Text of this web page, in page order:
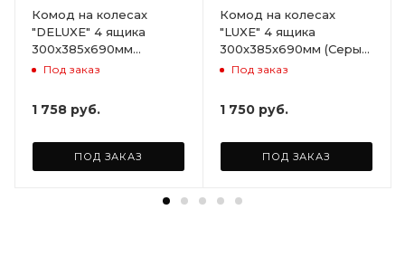
Комод на колесах
"DELUXE" 4 ящика
300х385х690мм
(Светло-бежевый)
Под заказ
1 758 руб.
ПОД ЗАКАЗ
Комод на колесах
"LUXE" 4 ящика
300х385х690мм (Серый)
ARD258086
Под заказ
1 750 руб.
ПОД ЗАКАЗ